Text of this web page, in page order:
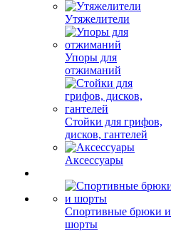
Утяжелители
Упоры для
отжиманий
Стойки для грифов,
дисков, гантелей
Аксессуары
Спортивные брюки и
шорты